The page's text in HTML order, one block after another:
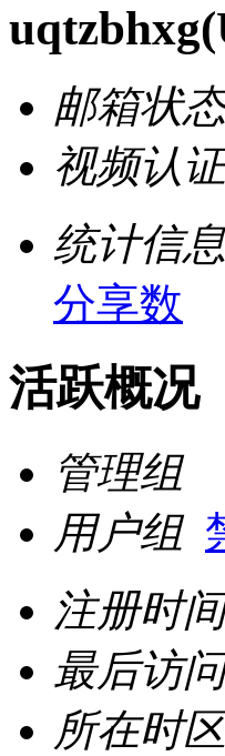
uqtzbhxg
邮箱状态
视频认证
统计信息
分享数
活跃概况
管理组
用户组
注册时间
最后访问
所在时区